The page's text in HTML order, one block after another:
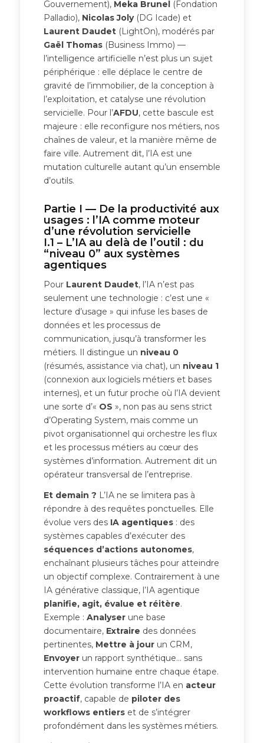
Gouvernement), Meka Brunel(Fondation
Palladio), Nicolas Joly(DG Icade) et
Laurent Daudet(LightOn), modérés par
Gaël Thomas(Business Immo) —
l’intelligence artificielle n’est plus un sujet
périphérique : elle déplace le centre de
gravité de l’immobilier, de la conception à
l’exploitation, et catalyse une révolution
servicielle. Pour l’AFDU, cette bascule est
majeure : elle reconfigure nos métiers, nos
chaînes de valeur, et la manière même de
faire ville. Autrement dit, l’IA est une
mutation culturelle autant qu’un ensemble
d’outils.
Partie I — De la productivité aux
usages : l’IA comme moteur
d’une révolution servicielle
I.1 – L’IA au delà de l’outil : du
“niveau 0” aux systèmes
agentiques
Pour Laurent Daudet, l’IA n’est pas
seulement une technologie : c’est une «
lecture d’usage » qui infuse les bases de
données et les processus de
communication, jusqu’à transformer les
métiers. Il distingue un niveau 0
(résumés, assistance via chat), un niveau 1
(connexion aux logiciels métiers et bases
internes), et un futur proche où l’IA devient
une sorte d’« OS », non pas au sens strict
d’Operating System, mais comme un
pivot organisationnel qui orchestre les flux
et les processus métiers au cœur des
systèmes d’information. Autrement dit un
opérateur transversal de l’entreprise.
Et demain ? L’IA ne se limitera pas à
répondre à des requêtes ponctuelles. Elle
évolue vers des IA agentiques: des
systèmes capables d’exécuter des
séquences d’actions autonomes,
enchaînant plusieurs tâches pour atteindre
un objectif complexe. Contrairement à une
IA générative classique, l’IA agentique
planifie, agit, évalue et réitère.
Exemple : Analyserune base
documentaire, Extraire des données
pertinentes, Mettre à jourun CRM,
Envoyerun rapport synthétique… sans
intervention humaine entre chaque étape.
Cette évolution transforme l’IA en acteur
proactif, capable de piloter des
workflows entierset de s’intégrer
profondément dans les systèmes métiers.